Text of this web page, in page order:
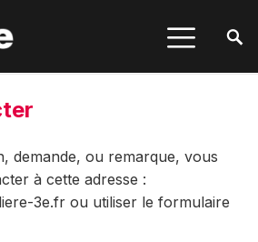
demande, ou remarque, vous
à cette adresse :
3e.fr ou utiliser le formulaire